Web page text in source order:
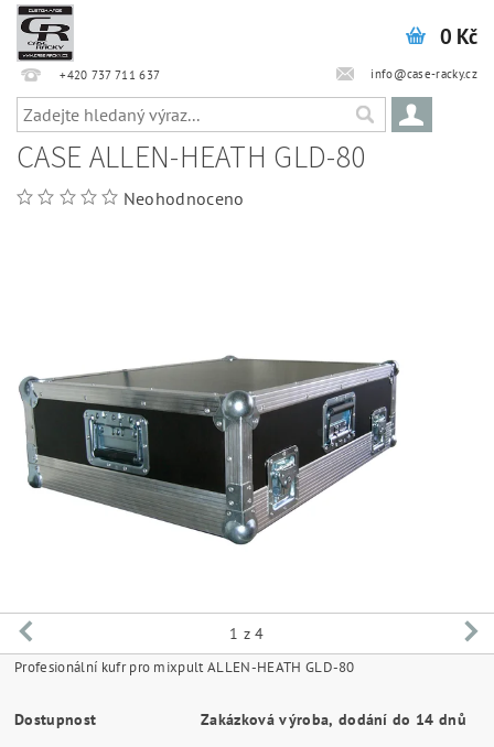
+420 737 711 637 info@case-racky.cz
0 Kč
CASE ALLEN-HEATH GLD-80
Neohodnoceno
1 z 4
Profesionální kufr pro mixpult ALLEN-HEATH GLD-80
Dostupnost Zakázková výroba, dodání do 14 dnů